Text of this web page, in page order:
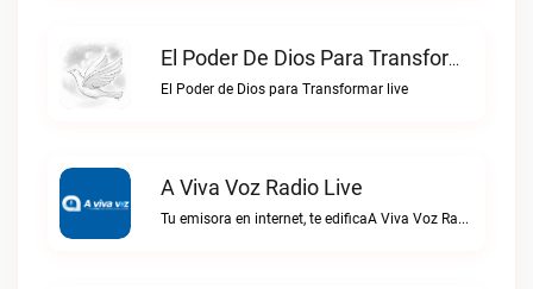
El Poder De Dios Para Transformar Live
El Poder de Dios para Transformar live
A Viva Voz Radio Live
Tu emisora en internet, te edificaA Viva Voz Radio live